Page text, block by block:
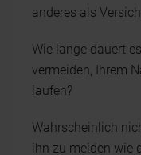
anderes als
Wie lange dauert
vermeiden, Ihrem
laufen?
Wahrscheinlich
ihn zu meiden wie